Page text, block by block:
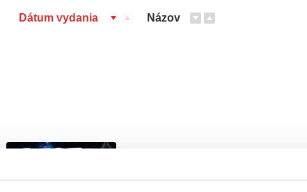
Dátum vydania Názov